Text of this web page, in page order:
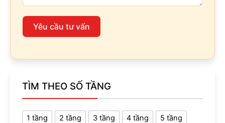
Yêu cầu tư vấn
TÌM THEO SỐ TẦNG
1 tầng 2 tầng 3 tầng 4 tầng 5 tầng